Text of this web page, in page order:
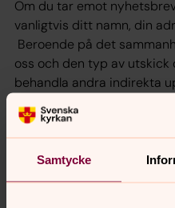
Samtycke
Om du tar emot
vanligtvis ditt namn, din
Beroende på det
oss och den typ av utskick
behandla andra indirekta
prenumerera på vårt
avsluta din prenumeration